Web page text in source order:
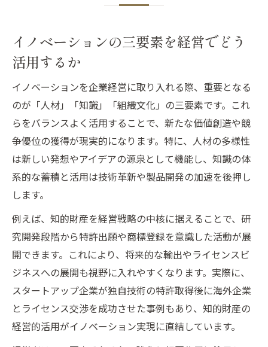
イノベーションの三要素を経営でどう
活用するか
イノベーションを企業経営に取り入れる際、重要となる
のが「人材」「知識」「組織文化」の三要素です。これ
らをバランスよく活用することで、新たな価値創造や競
争優位の獲得が現実的になります。特に、人材の多様性
は新しい発想やアイデアの源泉として機能し、知識の体
系的な蓄積と活用は技術革新や製品開発の加速を後押し
します。
例えば、知的財産を経営戦略の中核に据えることで、研
究開発段階から特許出願や商標登録を意識した活動が展
開できます。これにより、将来的な輸出やライセンスビ
ジネスへの展開も視野に入れやすくなります。実際に、
スタートアップ企業が独自技術の特許取得後に海外企業
とライセンス交渉を成功させた事例もあり、知的財産の
経営的活用がイノベーション実現に直結しています。